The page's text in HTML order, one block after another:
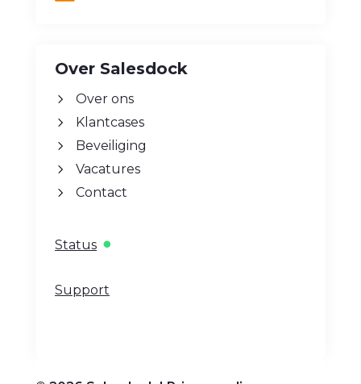
Over Salesdock
Over ons
Klantcases
Beveiliging
Vacatures
Contact
Status
Support